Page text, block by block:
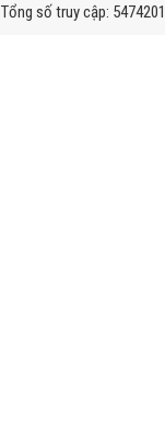
Tổng số truy cập: 5474201